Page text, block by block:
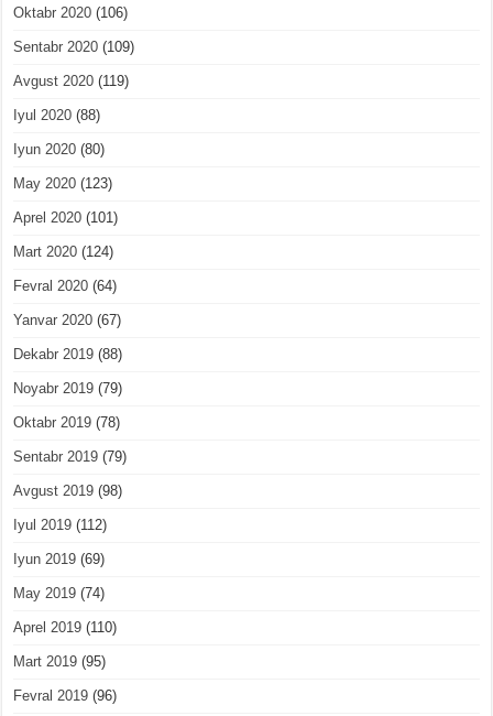
Oktabr 2020 (106)
Sentabr 2020 (109)
Avgust 2020 (119)
Iyul 2020 (88)
Iyun 2020 (80)
May 2020 (123)
Aprel 2020 (101)
Mart 2020 (124)
Fevral 2020 (64)
Yanvar 2020 (67)
Dekabr 2019 (88)
Noyabr 2019 (79)
Oktabr 2019 (78)
Sentabr 2019 (79)
Avgust 2019 (98)
Iyul 2019 (112)
Iyun 2019 (69)
May 2019 (74)
Aprel 2019 (110)
Mart 2019 (95)
Fevral 2019 (96)